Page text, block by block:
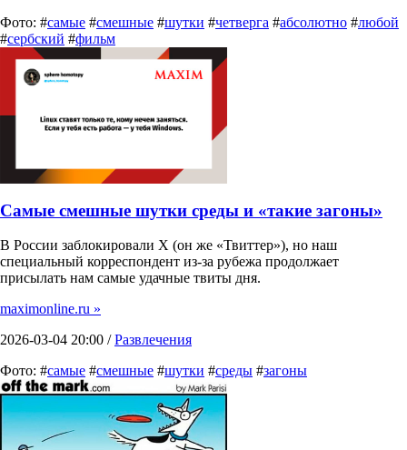
Фото: #самые #смешные #шутки #четверга #абсолютно #любой
#сербский #фильм
Самые смешные шутки среды и «такие загоны»
В России заблокировали X (он же «Твиттер»), но наш
специальный корреспондент из-за рубежа продолжает
присылать нам самые удачные твиты дня.
maximonline.ru »
2026-03-04 20:00 /Развлечения
Фото: #самые #смешные #шутки #среды #загоны